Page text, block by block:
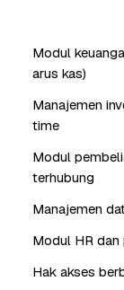
Modul
arus kas)
Manajemen
time
Modul
terhubung
Manajemen
Modul HR dan
Hak akses